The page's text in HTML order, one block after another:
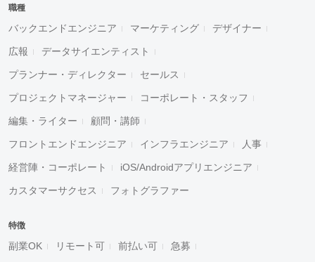
職種
バックエンドエンジニア マーケティング デザイナー
広報 データサイエンティスト
プランナー・ディレクター セールス
プロジェクトマネージャー コーポレート・スタッフ
編集・ライター 顧問・講師
フロントエンドエンジニア インフラエンジニア 人事
経営陣・コーポレート iOS/Androidアプリエンジニア
カスタマーサクセス フォトグラファー
特徴
副業OK リモート可 前払い可 急募